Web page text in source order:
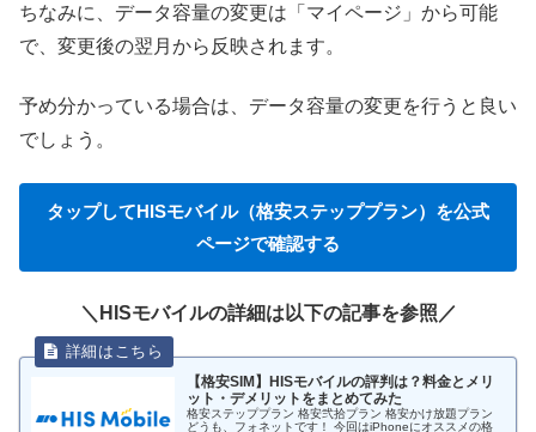
ちなみに、データ容量の変更は「マイページ」から可能
で、変更後の翌月から反映されます。
予め分かっている場合は、データ容量の変更を行うと良い
でしょう。
タップしてHISモバイル（格安ステッププラン）を公式
ページで確認する
＼HISモバイルの詳細は以下の記事を参照／
【格安SIM】HISモバイルの評判は？料金とメリ
ット・デメリットをまとめてみた
格安ステッププラン 格安弐拾プラン 格安かけ放題プラン
どうも、フォネットです！ 今回はiPhoneにオススメの格